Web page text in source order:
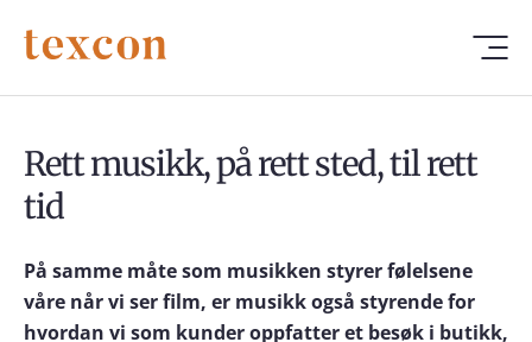
Rett musikk, på rett sted, til rett
tid
På samme måte som musikken styrer følelsene
våre når vi ser film, er musikk også styrende for
hvordan vi som kunder oppfatter et besøk i butikk,